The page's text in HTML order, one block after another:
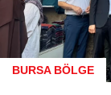
BURSA BÖLGE